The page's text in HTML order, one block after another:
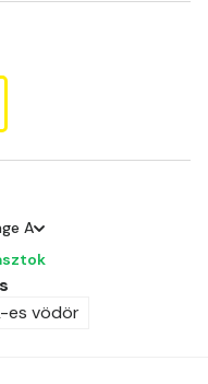
A
es vödör